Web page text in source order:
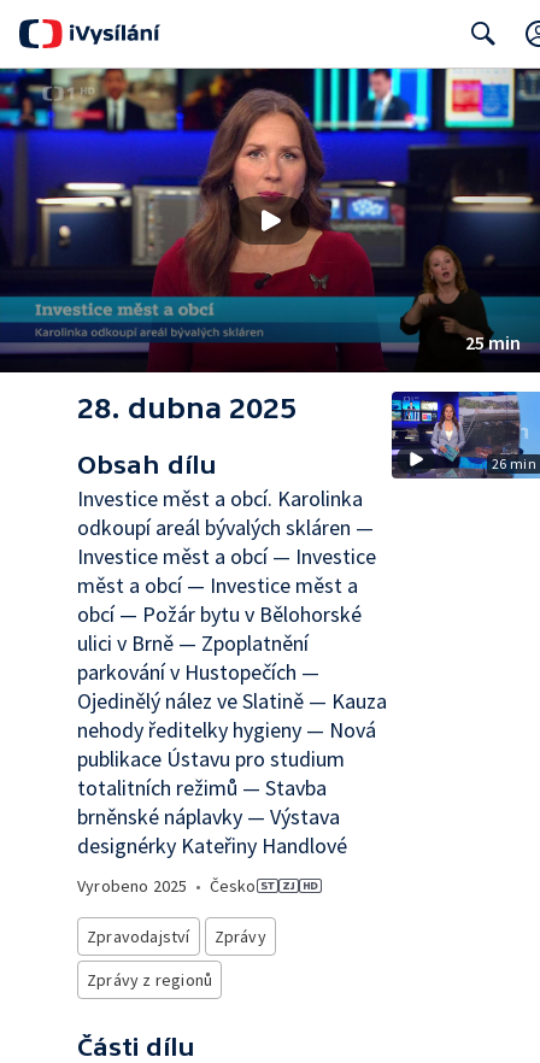
Search
25 min
28. dubna 2025
Obsah dílu
Investice měst a obcí. Karolinka
odkoupí areál bývalých skláren —
Investice měst a obcí — Investice
měst a obcí — Investice měst a
obcí — Požár bytu v Bělohorské
ulici v Brně — Zpoplatnění
parkování v Hustopečích —
Ojedinělý nález ve Slatině — Kauza
nehody ředitelky hygieny — Nová
publikace Ústavu pro studium
totalitních režimů — Stavba
brněnské náplavky — Výstava
designérky Kateřiny Handlové
Vyrobeno 2025 • Česko
Zpravodajství
Zprávy
Zprávy z regionů
Části dílu
26 min